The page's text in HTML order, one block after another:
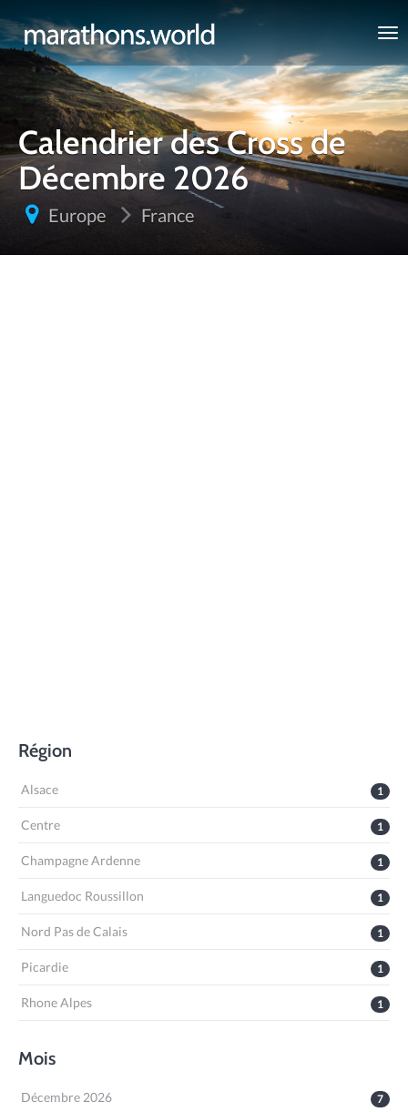
marathons.world
Calendrier des Cross de
Décembre 2026
Europe France
Région
1
Alsace
1
Centre
1
Champagne Ardenne
1
Languedoc Roussillon
1
Nord Pas de Calais
1
Picardie
1
Rhone Alpes
Mois
7
Décembre 2026